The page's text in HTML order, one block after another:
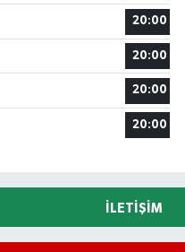
20:00
20:00
20:00
20:00
İLETIŞIM